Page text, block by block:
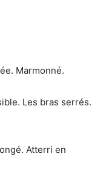
Marmonné.
Les bras serrés.
Atterri en